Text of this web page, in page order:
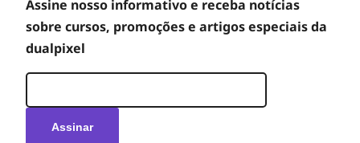
Assine nosso informativo e receba notícias
sobre cursos, promoções e artigos especiais da
dualpixel